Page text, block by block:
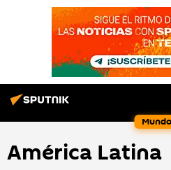
Mundo
América Latina